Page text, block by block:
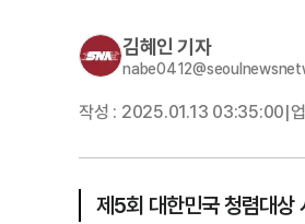
김혜인 기자
작성 : 2025.01.13 03:35:00
제5회 대한민국 청렴대상